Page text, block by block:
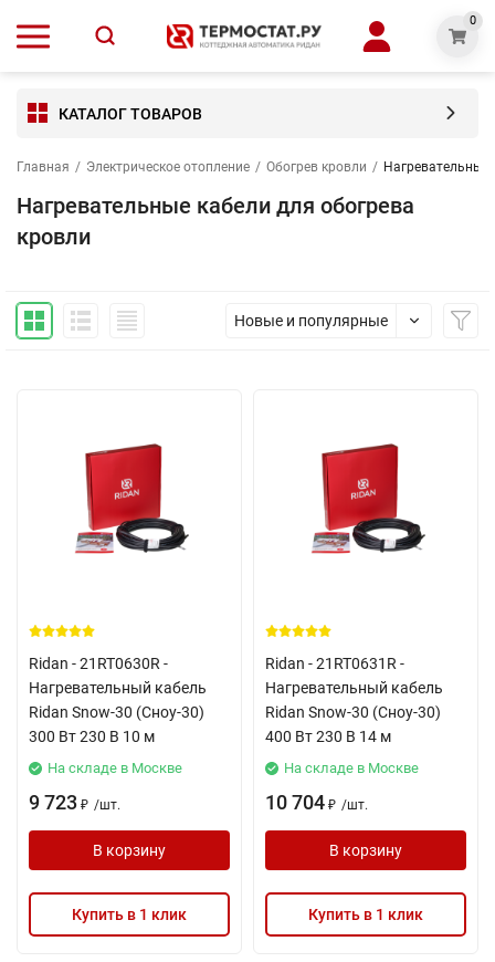
0
КАТАЛОГ ТОВАРОВ
Главная / Электрическое отопление / Обогрев кровли / Нагревательные
Нагревательные кабели для обогрева
кровли
Новые и популярные
Ridan - 21RT0630R -
Нагревательный кабель
Ridan Snow-30 (Сноу-30)
300 Вт 230 В 10 м
На складе в Москве
9 723 ₽ /шт.
В корзину
Купить в 1 клик
Ridan - 21RT0631R -
Нагревательный кабель
Ridan Snow-30 (Сноу-30)
400 Вт 230 В 14 м
На складе в Москве
10 704 ₽ /шт.
В корзину
Купить в 1 клик